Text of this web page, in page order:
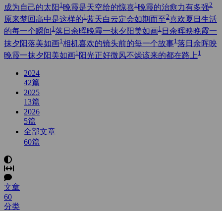
成为自己的太阳 1 晚霞是天空给的惊喜1 晚霞的治愈力有多强2
原来梦回高中是这样的1 蓝天白云定会如期而至2喜欢夏日生活
的每一个瞬间 1 落日余晖晚霞一抹夕阳美如画1 日余晖映晚霞一
抹夕阳落美如画1 相机喜欢的镜头前的每一个故事1 落日余晖映
晚霞一抹夕阳美如画1 阳光正好微风不燥该来的都在路上 1
2024
42篇
2025
13篇
2026
5篇
全部文章
60篇
文章
60
分类